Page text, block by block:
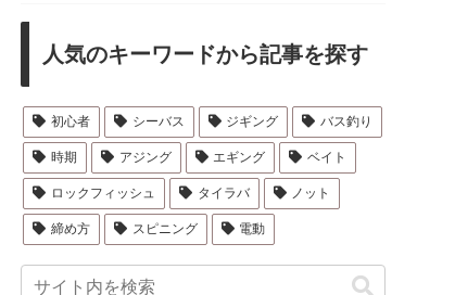
人気のキーワードから記事を探す
初心者 シーバス ジギング バス釣り
時期 アジング エギング ベイト
ロックフィッシュ タイラバ ノット
締め方 スピニング 電動